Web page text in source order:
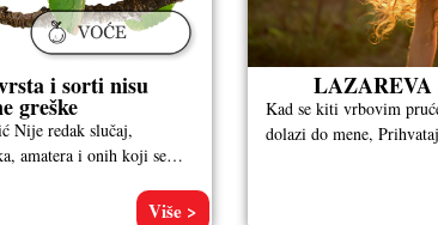
i sorti nisu
greške
Nije redak slučaj,
amatera i onih koji se
Više >
Kad se kiti vrbovim
dolazi do mene,